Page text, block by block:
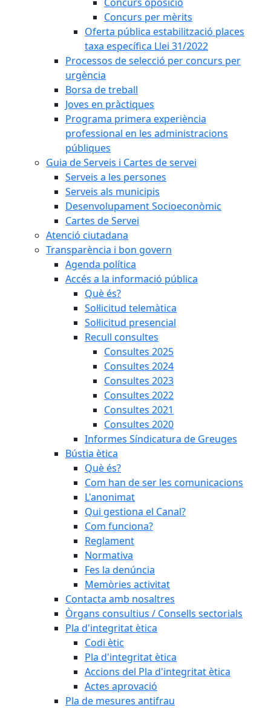
Concurs per mèrits
Oferta pública estabilització places
taxa específica Llei 31/2022
Processos de selecció per concurs per
urgència
Borsa de treball
Joves en pràctiques
Programa primera experiència
professional en les administracions
públiques
Guia de Serveis i Cartes de servei
Serveis a les persones
Serveis als municipis
Desenvolupament Socioeconòmic
Cartes de Servei
Atenció ciutadana
Transparència i bon govern
Agenda política
Accés a la informació pública
Què és?
Sol·licitud telemàtica
Sol·licitud presencial
Recull consultes
Consultes 2025
Consultes 2024
Consultes 2023
Consultes 2022
Consultes 2021
Consultes 2020
Informes Síndicatura de Greuges
Bústia ètica
Què és?
Com han de ser les comunicacions
L'anonimat
Qui gestiona el Canal?
Com funciona?
Reglament
Normativa
Fes la denúncia
Memòries activitat
Contacta amb nosaltres
Òrgans consultius / Consells sectorials
Pla d'integritat ètica
Codi ètic
Pla d'integritat ètica
Accions del Pla d'integritat ètica
Actes aprovació
Pla de mesures antifrau